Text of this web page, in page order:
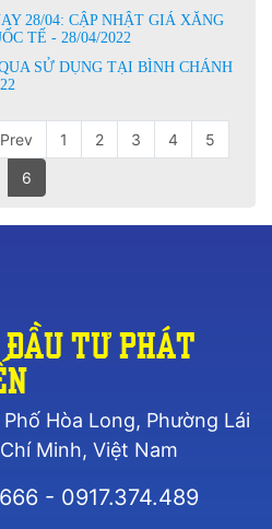
28/04: CẬP NHẬT GIÁ XĂNG
TẾ - 28/04/2022
SỬ DỤNG TẠI BÌNH CHÁNH
Prev 1 2 3 4 5
6
Đầu Tư Phát
Phố Hòa Long, Phường Lái
Minh, Việt Nam
- 0917.374.489